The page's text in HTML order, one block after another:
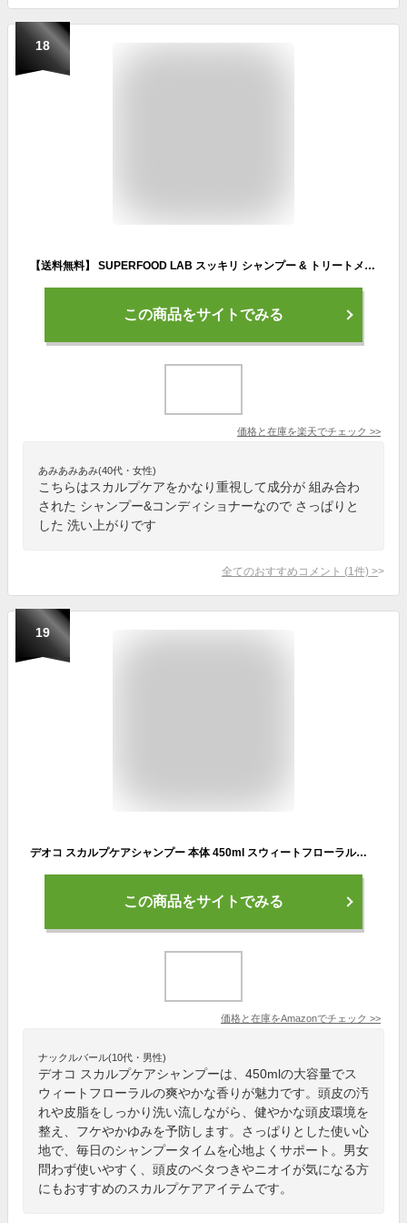
18
【送料無料】 SUPERFOOD LAB スッキリ シャンプー & トリートメント スカルプ Pバリア セット [ スーパーフードラボ ノンシリコン ビオチン スカルプシャンプー 紫外線 花粉 メンズ レディース 頭皮スカルプ シャンプートリートメント ハリ コシ シャンプーセット ]
この商品をサイトでみる
価格と在庫を楽天でチェック >>
あみあみあみ(40代・女性)
こちらはスカルプケアをかなり重視して成分が 組み合わ
された シャンプー&コンディショナーなので さっぱりと
した 洗い上がりです
全てのおすすめコメント (1 件) >
19
デオコ スカルプケアシャンプー 本体 450ml スウィートフローラルの香り
この商品をサイトでみる
価格と在庫をAmazonでチェック >>
ナックルバール(10代・男性)
デオコ スカルプケアシャンプーは、450mlの大容量でス
ウィートフローラルの爽やかな香りが魅力です。頭皮の汚
れや皮脂をしっかり洗い流しながら、健やかな頭皮環境を
整え、フケやかゆみを予防します。さっぱりとした使い心
地で、毎日のシャンプータイムを心地よくサポート。男女
問わず使いやすく、頭皮のベタつきやニオイが気になる方
にもおすすめのスカルプケアアイテムです。